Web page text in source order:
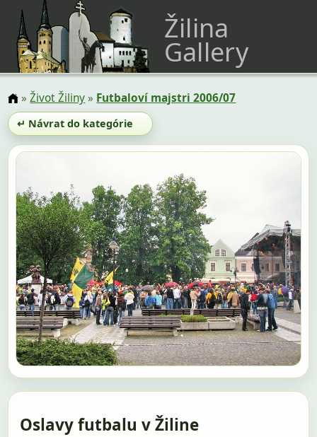
Žilina
Gallery
»Život Žiliny» Futbaloví majstri 2006/07
↵ Návrat do kategórie
Oslavy futbalu v Žiline